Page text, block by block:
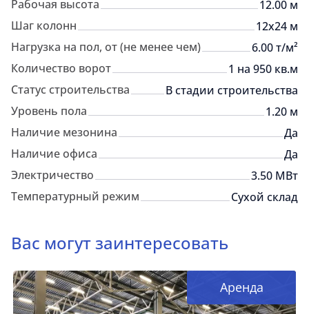
Рабочая высота
12.00 м
Шаг колонн
12x24 м
Нагрузка на пол, от (не менее чем)
6.00 т/м²
Количество ворот
1 на 950 кв.м
Статус строительства
В стадии строительства
Уровень пола
1.20 м
Наличие мезонина
Да
Наличие офиса
Да
Электричество
3.50 МВт
Температурный режим
Сухой склад
Вас могут заинтересовать
Аренда